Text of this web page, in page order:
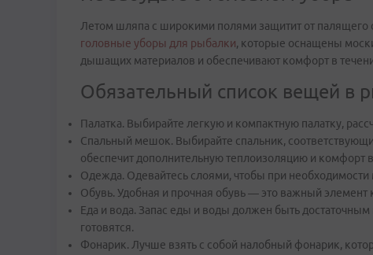
Летом шляпа с широкими полями защитит от палящего
головные уборы для рыбалки, которые оснащены
дышащих материалов и обеспечивают комфорт в
Обязательный список вещей в
Палатка. Выбирайте легкую и компактную палатку,
Спальный мешок. Выбирайте спальник,
обеспечит дополнительную теплоизоляцию и комфорт
Одежда. Одевайтесь слоями, чтобы при
Обувь. Удобная и прочная обувь — это важный элемент
Еда и вода. Запас еды и воды должен быть
готовятся.
Фонарик. Лучше взять с собой налобный фонарик,